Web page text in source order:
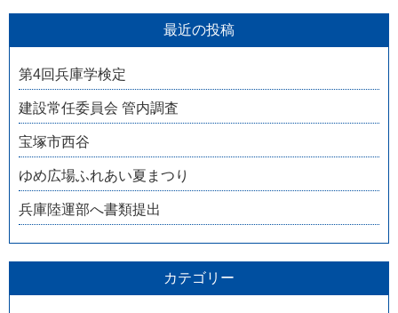
最近の投稿
第4回兵庫学検定
建設常任委員会 管内調査
宝塚市西谷
ゆめ広場ふれあい夏まつり
兵庫陸運部へ書類提出
カテゴリー